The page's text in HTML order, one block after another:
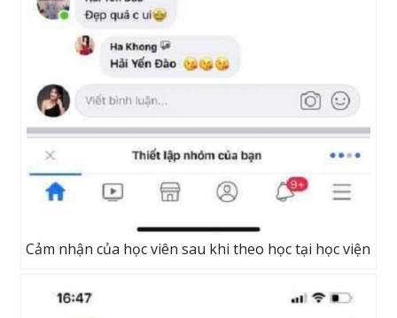
Cảm nhận của học viên sau khi theo học tại học viện